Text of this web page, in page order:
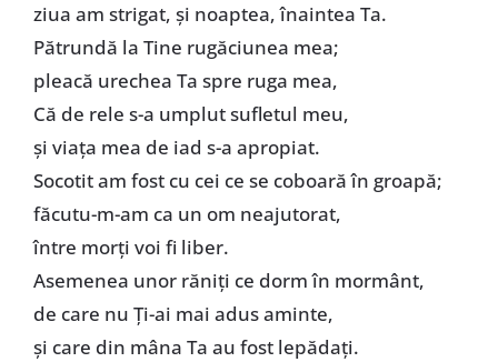
ziua am strigat, și noaptea, înaintea Ta.
Pătrundă la Tine rugăciunea mea;
pleacă urechea Ta spre ruga mea,
Că de rele s-a umplut sufletul meu,
și viața mea de iad s-a apropiat.
Socotit am fost cu cei ce se coboară în groapă;
făcutu-m-am ca un om neajutorat,
între morți voi fi liber.
Asemenea unor răniți ce dorm în mormânt,
de care nu Ți-ai mai adus aminte,
și care din mâna Ta au fost lepădați.